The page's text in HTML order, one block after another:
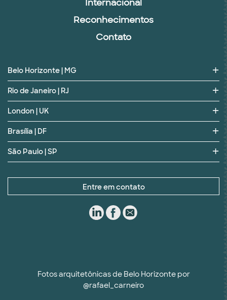
Internacional
Reconhecimentos
Contato
Belo Horizonte | MG
Rio de Janeiro | RJ
London | UK
Brasília | DF
São Paulo | SP
Entre em contato
Fotos arquitetônicas de Belo Horizonte por
@rafael_carneiro